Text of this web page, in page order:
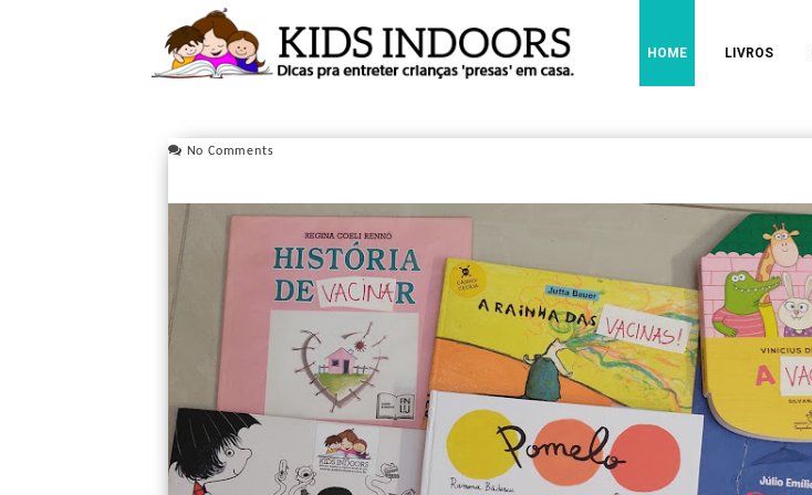
HOME LIVROS
No Comments